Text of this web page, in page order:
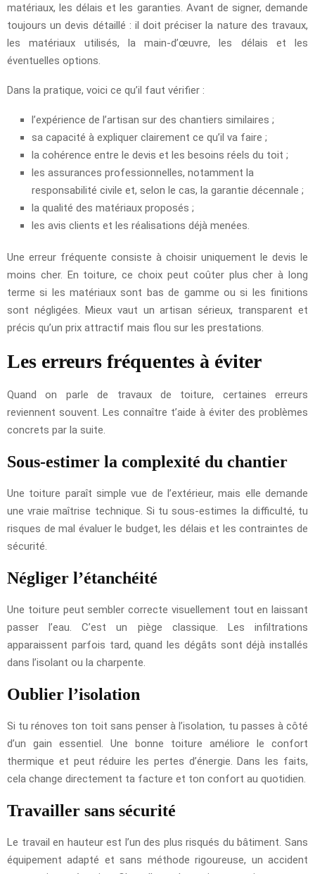
matériaux, les délais et les garanties. Avant de signer, demande
toujours un devis détaillé : il doit préciser la nature des travaux,
les matériaux utilisés, la main-d’œuvre, les délais et les
éventuelles options.
Dans la pratique, voici ce qu’il faut vérifier :
l’expérience de l’artisan sur des chantiers similaires ;
sa capacité à expliquer clairement ce qu’il va faire ;
la cohérence entre le devis et les besoins réels du toit ;
les assurances professionnelles, notamment la
responsabilité civile et, selon le cas, la garantie décennale ;
la qualité des matériaux proposés ;
les avis clients et les réalisations déjà menées.
Une erreur fréquente consiste à choisir uniquement le devis le
moins cher. En toiture, ce choix peut coûter plus cher à long
terme si les matériaux sont bas de gamme ou si les finitions
sont négligées. Mieux vaut un artisan sérieux, transparent et
précis qu’un prix attractif mais flou sur les prestations.
Les erreurs fréquentes à éviter
Quand on parle de travaux de toiture, certaines erreurs
reviennent souvent. Les connaître t’aide à éviter des problèmes
concrets par la suite.
Sous-estimer la complexité du chantier
Une toiture paraît simple vue de l’extérieur, mais elle demande
une vraie maîtrise technique. Si tu sous-estimes la difficulté, tu
risques de mal évaluer le budget, les délais et les contraintes de
sécurité.
Négliger l’étanchéité
Une toiture peut sembler correcte visuellement tout en laissant
passer l’eau. C’est un piège classique. Les infiltrations
apparaissent parfois tard, quand les dégâts sont déjà installés
dans l’isolant ou la charpente.
Oublier l’isolation
Si tu rénoves ton toit sans penser à l’isolation, tu passes à côté
d’un gain essentiel. Une bonne toiture améliore le confort
thermique et peut réduire les pertes d’énergie. Dans les faits,
cela change directement ta facture et ton confort au quotidien.
Travailler sans sécurité
Le travail en hauteur est l’un des plus risqués du bâtiment. Sans
équipement adapté et sans méthode rigoureuse, un accident